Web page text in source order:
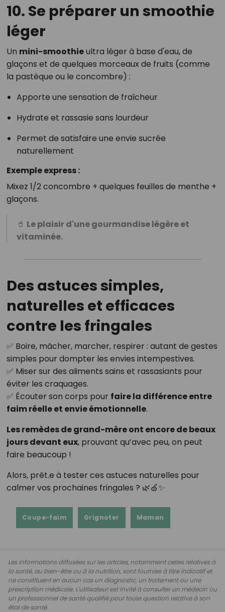
10. Se préparer un smoothie
léger
Un mini-smoothieultra léger à base d'eau, de
glaçons et de quelques morceaux de fruits (comme
la pastèque ou le concombre) :
Apporte une sensation de fraîcheur
Hydrate et rassasie sans lourdeur
Permet de satisfaire une envie sucrée
naturellement
Exemple express :
Mixez 1/2 concombre + quelques feuilles de menthe +
glaçons.
🥤 Le plaisir d'une gourmandise légère et
vitaminée.
Des astuces simples,
naturelles et efficaces
contre les fringales
✅ Boire, mâcher, marcher, respirer : autant de gestes
simples pour dompter les envies intempestives.
✅ Miser sur des aliments sains et rassasiants pour
éviter les craquages.
✅ Écouter son corps pour faire la différence entre
faim réelle et envie émotionnelle.
Les remèdes de grand-mère ont encore de beaux
jours devant eux, prouvant qu’avec peu, on peut
faire beaucoup !
Alors, prêt.e à tester ces astuces naturelles pour
calmer vos prochaines fringales ? 🌿🍏✨
Coupe-faim Grignoter Maman
Les informations diffusées sur les articles, notamment celles relatives à
la santé, au bien-être ou à la nutrition, sont fournies à titre indicatif et
ne constituent en aucun cas un diagnostic, un traitement ou une
prescription médicale. L'utilisateur est invité à consulter un médecin ou
un professionnel de santé qualifié pour toute question relative à son
état de santé.